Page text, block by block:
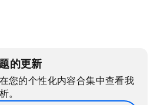
的更新
您的个性化内容合集中查看我
。